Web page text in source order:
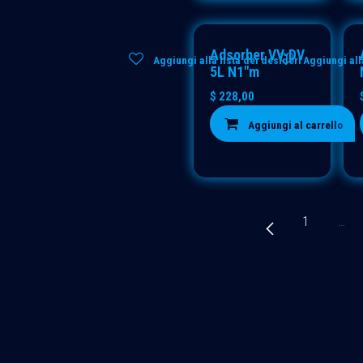
Adsorber VV-DV
5L N1"m
$ 228,00
Aggiungi al carrello
Aggiungi alla lista dei desideriAggiungi
1 …